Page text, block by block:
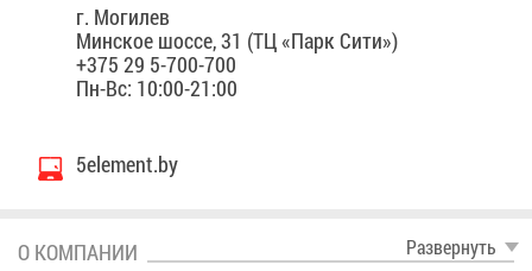
г. Мо­ги­лев
Мин­ское шос­се, 31 (ТЦ «Парк Си­ти»)
+375 29 5-700-700
Пн-Вс: 10:00-21:00
5element.by
Раз­вер­нуть
О КОМ­ПА­НИИ